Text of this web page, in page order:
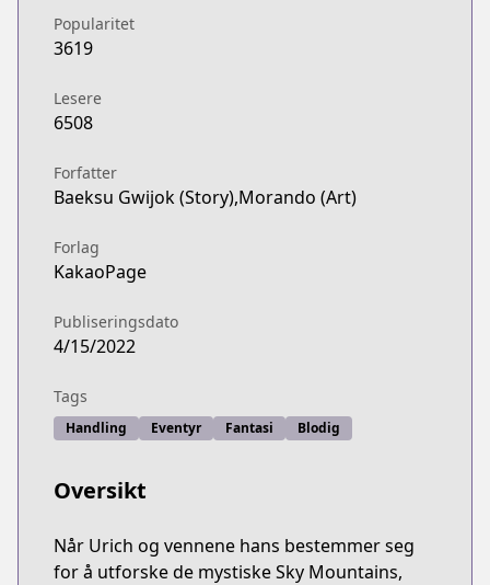
Popularitet
3619
Lesere
6508
Forfatter
Baeksu Gwijok (Story),Morando (Art)
Forlag
KakaoPage
Publiseringsdato
4/15/2022
Tags
Handling Eventyr Fantasi Blodig
Oversikt
Når Urich og vennene hans bestemmer seg
for å utforske de mystiske Sky Mountains,